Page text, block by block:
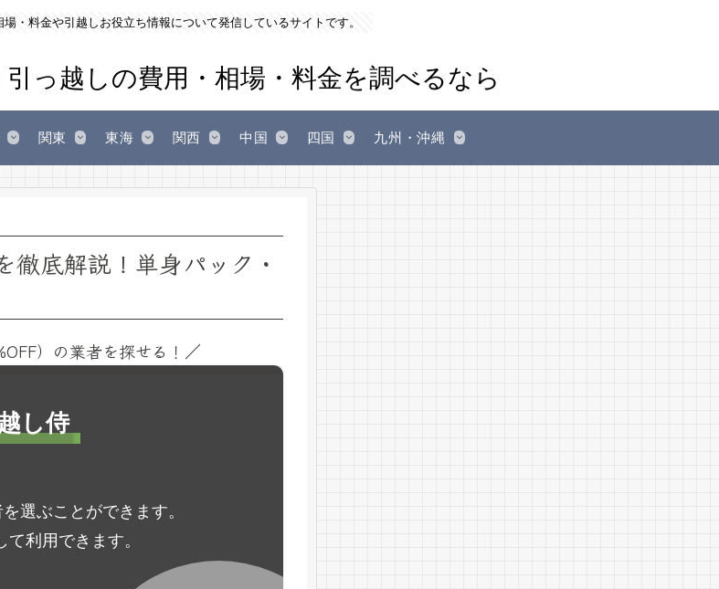
・料金や引越しお役立ち情報について発信しているサイトです。
関東 東海 関西 中国 四国 九州・沖縄
底解説！単身パック・
）の業者を探せる！／
し侍
選ぶことができます。
利用できます。